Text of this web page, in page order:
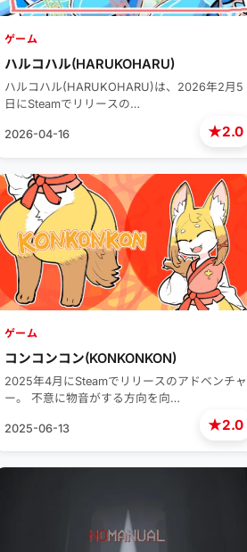
★2.0
ゲーム
ハルコハル(HARUKOHARU)
ハルコハル(HARUKOHARU)は、2026年2月5
日にSteamでリリースの…
2026-04-16
★2.0
ゲーム
コンコンコン(KONKONKON)
2025年4月にSteamでリリースのアドベンチャ
ー。 不意に物音がする方向を向…
2025-06-13